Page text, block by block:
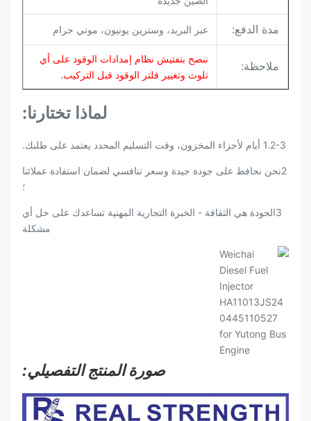
مدة الدفع: عبر البريد، وسترين يونيون، موني جرام
ملاحظة:
ننصح بتفتيش نظام إمدادات الوقود على أي
تلوث وتغيير فلتر الوقود قبل التركيب.
لماذا تختارنا:
1.2-3 أيام لأجزاء المخزون، وقت التسليم المحدد يعتمد على طلبك.
2نحن نحافظ على جودة جيدة وسعر تنافسي لضمان استفادة عملائنا
؛
3الجودة هي الثقافة - الخبرة التجارية المهنية تساعدك على حل أي
مشكلة
صورة المنتج التفصيلي: